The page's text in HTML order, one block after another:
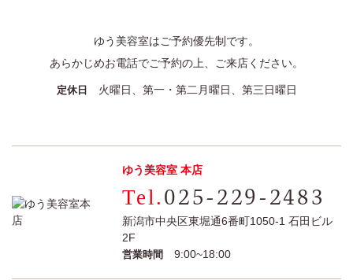
ゆう美容室はご予約優先制です。
あらかじめお電話でご予約の上、ご来店ください。
定休日 火曜日、第一・第二月曜日、第三日曜日
ゆう美容室 本店
025-229-2483
新潟市中央区東堀通6番町1050-1 石田ビル
2F
営業時間 9:00~18:00